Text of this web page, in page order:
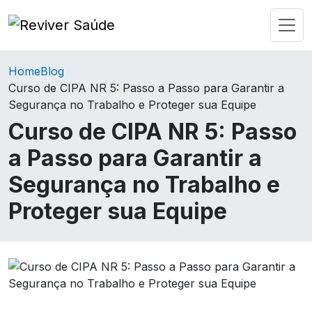
HomeBlog
Curso de CIPA NR 5: Passo a Passo para Garantir a
Segurança no Trabalho e Proteger sua Equipe
Curso de CIPA NR 5: Passo
a Passo para Garantir a
Segurança no Trabalho e
Proteger sua Equipe